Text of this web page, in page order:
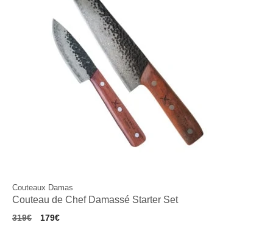
Couteaux Damas
Couteau de Chef Damassé Starter Set
319€
Le
179€Le